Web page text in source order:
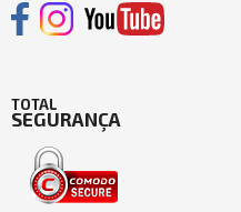
TOTAL
SEGURANÇA